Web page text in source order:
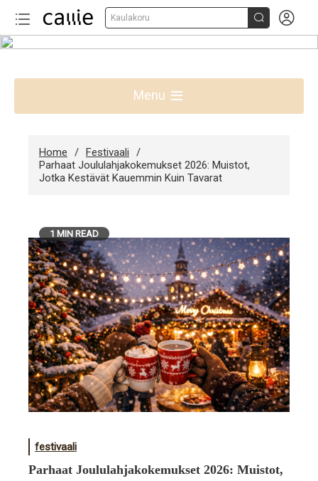
Kaulakoru  
content
Parhaat lahjaideat Suomessa
Menu
Home
Festivaali
Parhaat Joululahjakokemukset 2026: Muistot,
Jotka Kestävät Kauemmin Kuin Tavarat
1 MIN READ
festivaali
Parhaat Joululahjakokemukset 2026: Muistot,